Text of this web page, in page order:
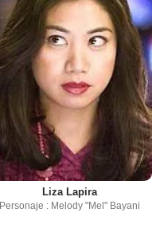
Liza Lapira
Personaje : Melody "Mel" Bayani